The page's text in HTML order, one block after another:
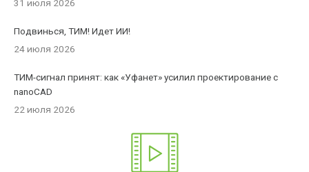
31 июля 2026
Подвинься, ТИМ! Идет ИИ!
24 июля 2026
ТИМ-сигнал принят: как «Уфанет» усилил проектирование с
nanoCAD
22 июля 2026